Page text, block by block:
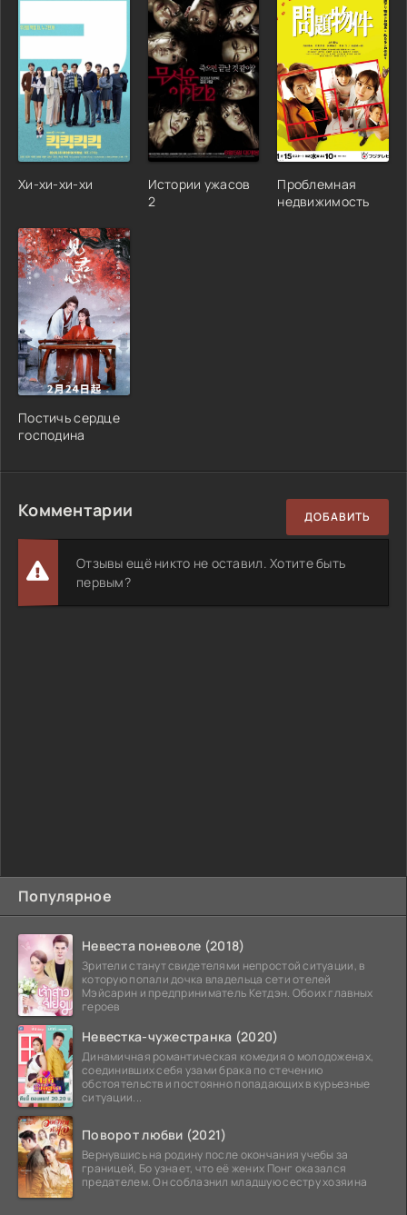
Популярное
Невеста поневоле (2018)
Зрители станут свидетелями непростой ситуации, в
которую попали дочка владельца сети отелей
Мэйсарин и предприниматель Кетдэн. Обоих главных
героев
Невестка-чужестранка (2020)
Динамичная романтическая комедия о молодоженах,
соединивших себя узами брака по стечению
обстоятельств и постоянно попадающих в курьезные
ситуации...
Поворот любви (2021)
Вернувшись на родину после окончания учебы за
границей, Бо узнает, что её жених Понг оказался
предателем. Он соблазнил младшую сестру хозяина
Хи-хи-хи-хи
Истории ужасов
2
Проблемная
недвижимость
Постичь сердце
господина
Комментарии ДОБАВИТЬ
Отзывы ещё никто не оставил. Хотите быть
первым?